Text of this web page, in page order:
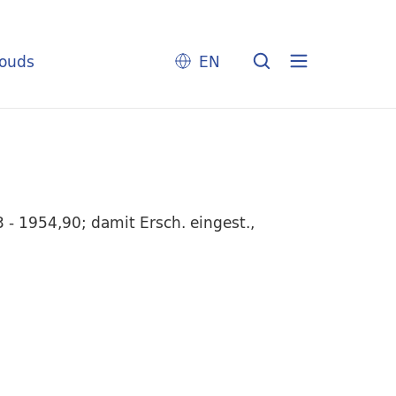
EN
1954,90; damit Ersch. eingest.,